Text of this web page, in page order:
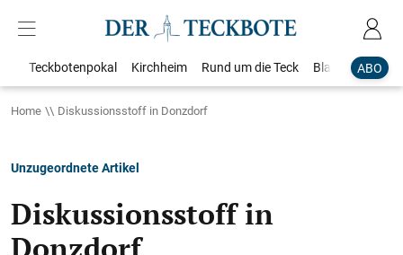
ABO
Teckbotenpokal Kirchheim Rund um die Teck Blaulicht
Home Diskussionsstoff in Donzdorf
Unzugeordnete Artikel
Diskussionsstoff in